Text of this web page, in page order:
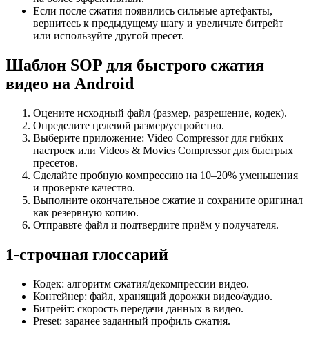
Если после сжатия появились сильные артефакты,
вернитесь к предыдущему шагу и увеличьте битрейт
или используйте другой пресет.
Шаблон SOP для быстрого сжатия
видео на Android
Оцените исходный файл (размер, разрешение, кодек).
Определите целевой размер/устройство.
Выберите приложение: Video Compressor для гибких
настроек или Videos & Movies Compressor для быстрых
пресетов.
Сделайте пробную компрессию на 10–20% уменьшения
и проверьте качество.
Выполните окончательное сжатие и сохраните оригинал
как резервную копию.
Отправьте файл и подтвердите приём у получателя.
1‑строчная глоссарий
Кодек: алгоритм сжатия/декомпрессии видео.
Контейнер: файл, хранящий дорожки видео/аудио.
Битрейт: скорость передачи данных в видео.
Preset: заранее заданный профиль сжатия.